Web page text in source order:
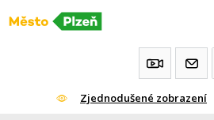
Přeskočit
Zjednodušené zobrazení